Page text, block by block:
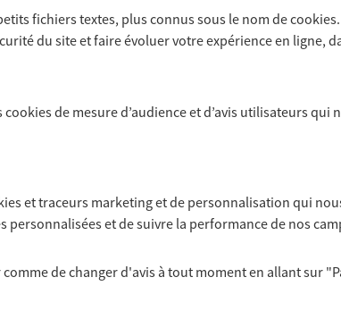
fichiers textes, plus connus sous le nom decookies
du site et faire évoluer votre expérience en ligne,
cookiesde mesure d’audience et d’avis utilisateurs qui
et traceurs marketing et de personnalisation qui
et de suivre la performance de nos
de changer d'avis à tout moment en allant sur